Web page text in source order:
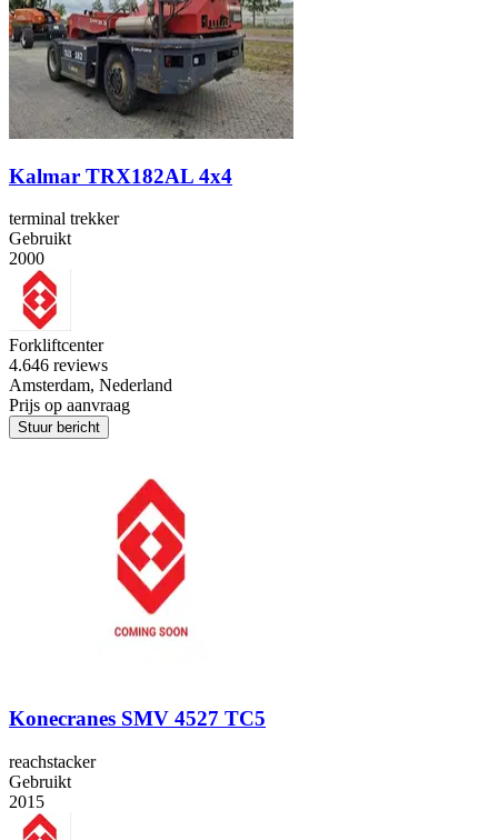
Kalmar TRX182AL 4x4
terminal trekker
Gebruikt
2000
Forkliftcenter
4.646 reviews
Amsterdam, Nederland
Prijs op aanvraag
Stuur bericht
Konecranes SMV 4527 TC5
reachstacker
Gebruikt
2015